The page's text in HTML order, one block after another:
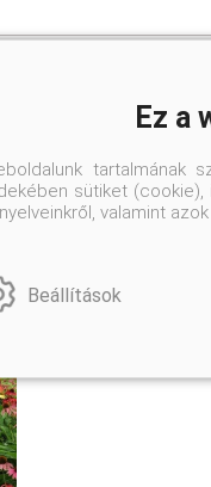
növények
kertek
Ez a
tartalmának
sütiket (cookie),
valamint
Beállítások